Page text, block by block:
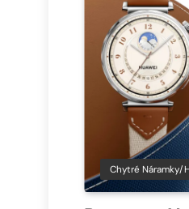
Chytré Náramky/